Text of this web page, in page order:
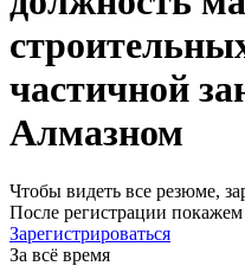
частичной
Алмазном
Чтобы видеть все резюме,
После регистрации
Зарегистрироваться
За всё время